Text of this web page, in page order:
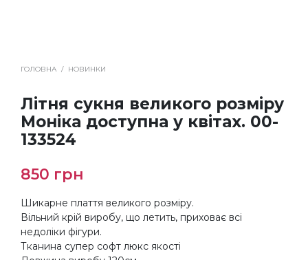
ГОЛОВНА / НОВИНКИ
Літня сукня великого розміру
Моніка доступна у квітах. 00-
133524
850 грн
Шикарне плаття великого розміру.
Вільний крій виробу, що летить, приховає всі
недоліки фігури.
Тканина супер софт люкс якості